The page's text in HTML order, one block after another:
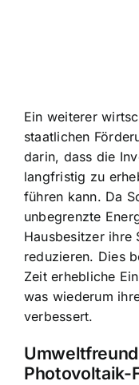
Ein weiterer
staatlichen
darin, dass die
langfristig zu
führen kann. Da
unbegrenzte
Hausbesitzer ihre
reduzieren. Dies
Zeit erhebliche
was wiederum
verbessert.
Photovoltaik-